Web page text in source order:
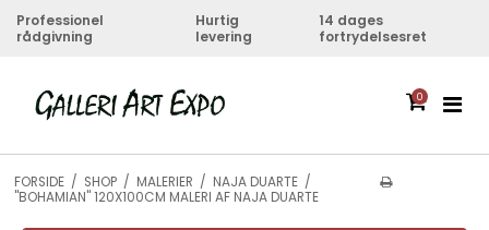
Professionel
rådgivning
Hurtig
levering
14 dages
fortrydelsesret
0
FORSIDE / SHOP / MALERIER / NAJA DUARTE /
"BOHAMIAN" 120X100CM MALERI AF NAJA DUARTE